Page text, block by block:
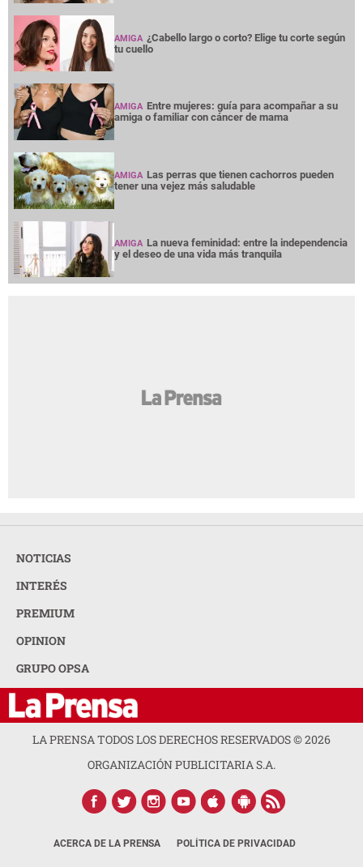
AMIGA ¿Cabello largo o corto? Elige tu corte según
tu cuello
AMIGA Entre mujeres: guía para acompañar a su
amiga o familiar con cáncer de mama
AMIGA Las perras que tienen cachorros pueden
tener una vejez más saludable
AMIGA La nueva feminidad: entre la independencia
y el deseo de una vida más tranquila
NOTICIAS
INTERÉS
PREMIUM
OPINION
GRUPO OPSA
LA PRENSA TODOS LOS DERECHOS RESERVADOS ©2026
ORGANIZACIÓN PUBLICITARIA S.A.
ACERCA DE LA PRENSA POLÍTICA DE PRIVACIDAD